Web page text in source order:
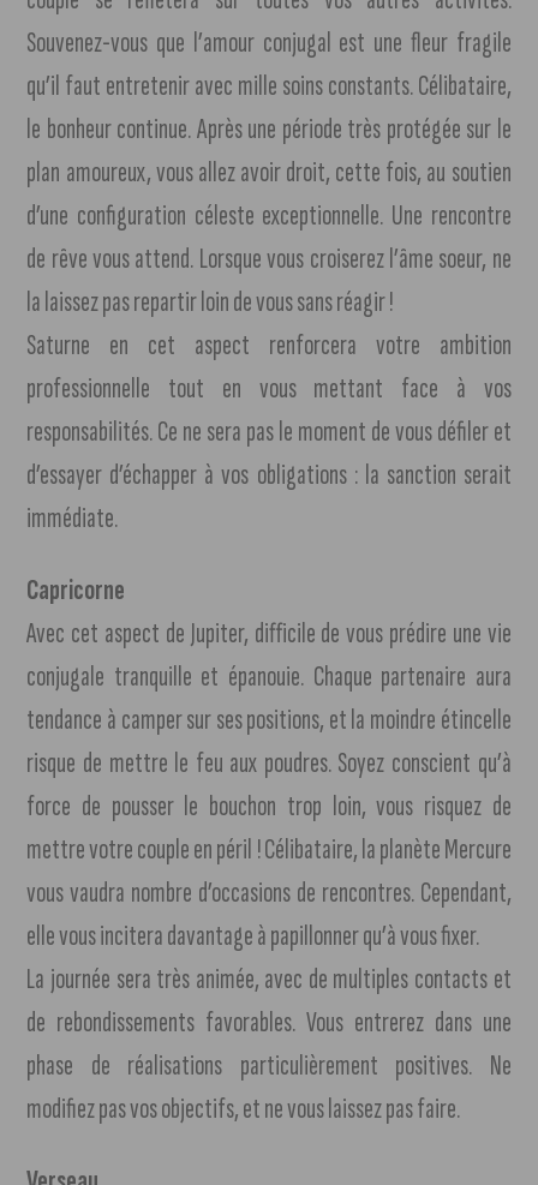
Souvenez-vous que l’amour conjugal est une fleur fragile
qu’il faut entretenir avec mille soins constants. Célibataire,
le bonheur continue. Après une période très protégée sur le
plan amoureux, vous allez avoir droit, cette fois, au soutien
d’une configuration céleste exceptionnelle. Une rencontre
de rêve vous attend. Lorsque vous croiserez l’âme soeur, ne
la laissez pas repartir loin de vous sans réagir !
Saturne en cet aspect renforcera votre ambition
professionnelle tout en vous mettant face à vos
responsabilités. Ce ne sera pas le moment de vous défiler et
d’essayer d’échapper à vos obligations : la sanction serait
immédiate.
Capricorne
Avec cet aspect de Jupiter, difficile de vous prédire une vie
conjugale tranquille et épanouie. Chaque partenaire aura
tendance à camper sur ses positions, et la moindre étincelle
risque de mettre le feu aux poudres. Soyez conscient qu’à
force de pousser le bouchon trop loin, vous risquez de
mettre votre couple en péril ! Célibataire, la planète Mercure
vous vaudra nombre d’occasions de rencontres. Cependant,
elle vous incitera davantage à papillonner qu’à vous fixer.
La journée sera très animée, avec de multiples contacts et
de rebondissements favorables. Vous entrerez dans une
phase de réalisations particulièrement positives. Ne
modifiez pas vos objectifs, et ne vous laissez pas faire.